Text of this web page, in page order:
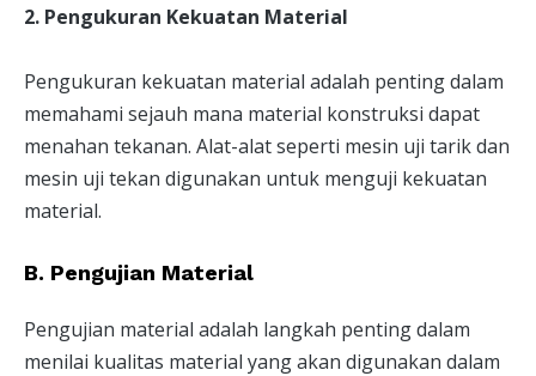
2. Pengukuran Kekuatan Material
Pengukuran kekuatan material adalah penting dalam
memahami sejauh mana material konstruksi dapat
menahan tekanan. Alat-alat seperti mesin uji tarik dan
mesin uji tekan digunakan untuk menguji kekuatan
material.
B. Pengujian Material
Pengujian material adalah langkah penting dalam
menilai kualitas material yang akan digunakan dalam